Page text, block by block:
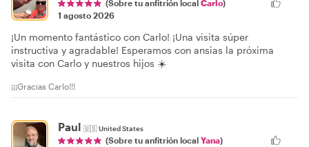
(Sobre tu anfitrión local Carlo)
1 agosto 2026
¡Un momento fantástico con Carlo! ¡Una visita súper
instructiva y agradable! Esperamos con ansias la próxima
visita con Carlo y nuestros hijos ☀️
¡¡¡Gracias Carlo!!!
Paul 🇺🇸United States
(Sobre tu anfitrión local Yana)